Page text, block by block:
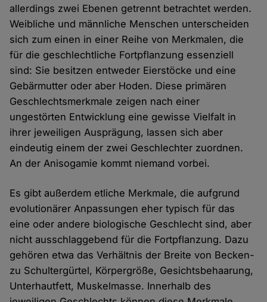
allerdings zwei Ebenen getrennt betrachtet werden.
Weibliche und männliche Menschen unterscheiden
sich zum einen in einer Reihe von Merkmalen, die
für die geschlechtliche Fortpflanzung essenziell
sind: Sie besitzen entweder Eierstöcke und eine
Gebärmutter oder aber Hoden. Diese primären
Geschlechtsmerkmale zeigen nach einer
ungestörten Entwicklung eine gewisse Vielfalt in
ihrer jeweiligen Ausprägung, lassen sich aber
eindeutig einem der zwei Geschlechter zuordnen.
An der Anisogamie kommt niemand vorbei.
Es gibt außerdem etliche Merkmale, die aufgrund
evolutionärer Anpassungen eher typisch für das
eine oder andere biologische Geschlecht sind, aber
nicht ausschlaggebend für die Fortpflanzung. Dazu
gehören etwa das Verhältnis der Breite von Becken-
zu Schultergürtel, Körpergröße, Gesichtsbehaarung,
Unterhautfett, Muskelmasse. Innerhalb des